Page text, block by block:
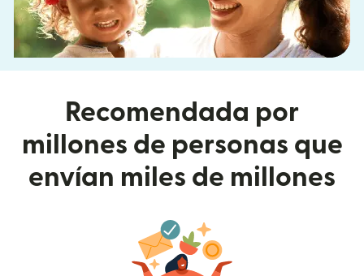
Recomendada por
millones de personas que
envían miles de millones